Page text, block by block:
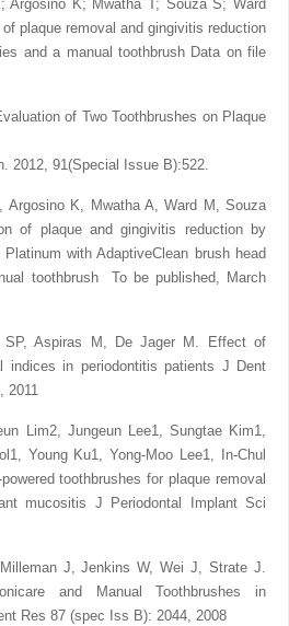
Argosino K; Mwatha T; Souza S; Ward
plaque removal and gingivitis reduction
and a manual toothbrush Data on file
of Two Toothbrushes on Plaque
2012, 91(Special Issue B):522.
Argosino K, Mwatha A, Ward M, Souza
of plaque and gingivitis reduction by
with AdaptiveClean brush head
toothbrush To be published, March
SP, Aspiras M, De Jager M. Effect of
indices in periodontitis patients J Dent
2011
Lim2, Jungeun Lee1, Sungtae Kim1,
Young Ku1, Yong-Moo Lee1, In-Chul
toothbrushes for plaque removal
mucositis J Periodontal Implant Sci
J, Jenkins W, Wei J, Strate J.
and Manual Toothbrushes in
Res 87 (spec Iss B): 2044, 2008